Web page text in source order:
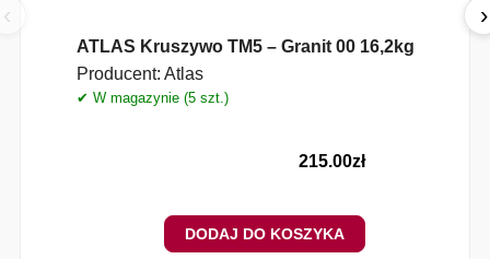
‹
ATLAS Kruszywo TM5 – Granit 00 16,2kg
Producent: Atlas
✔ W magazynie (5 szt.)
215.00zł
DODAJ DO KOSZYKA
›